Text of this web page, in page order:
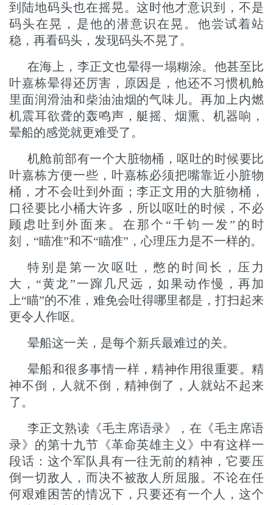
到陆地码头也在摇晃。这时他才意识到，不是
码头在晃，是他的潜意识在晃。他尝试着站
稳，再看码头，发现码头不晃了。
在海上，李正文也晕得一塌糊涂。他甚至比
叶嘉栋晕得还厉害，原因是，他还不习惯机舱
里面润滑油和柴油油烟的气味儿。再加上内燃
机震耳欲聋的轰鸣声，艇摇、烟熏、机器响，
晕船的感觉就更难受了。
机舱前部有一个大脏物桶，呕吐的时候要比
叶嘉栋方便一些，叶嘉栋必须把嘴靠近小脏物
桶，才不会吐到外面；李正文用的大脏物桶，
口径要比小桶大许多，所以呕吐的时候，不必
顾虑吐到外面来。在那个“千钧一发”的时
刻，“瞄准”和不“瞄准”，心理压力是不一样的。
特别是第一次呕吐，憋的时间长，压力
大，“黄龙”一蹿几尺远，如果动作慢，再加
上“瞄”的不准，难免会吐得哪里都是，打扫起来
更令人作呕。
晕船这一关，是每个新兵最难过的关。
晕船和很多事情一样，精神作用很重要。精
神不倒，人就不倒，精神倒了，人就站不起来
了。
李正文熟读《毛主席语录》，在《毛主席语
录》的第十九节《革命英雄主义》中有这样一
段话：这个军队具有一往无前的精神，它要压
倒一切敌人，而决不被敌人所屈服。不论在任
何艰难困苦的情况下，只要还有一个人，这个